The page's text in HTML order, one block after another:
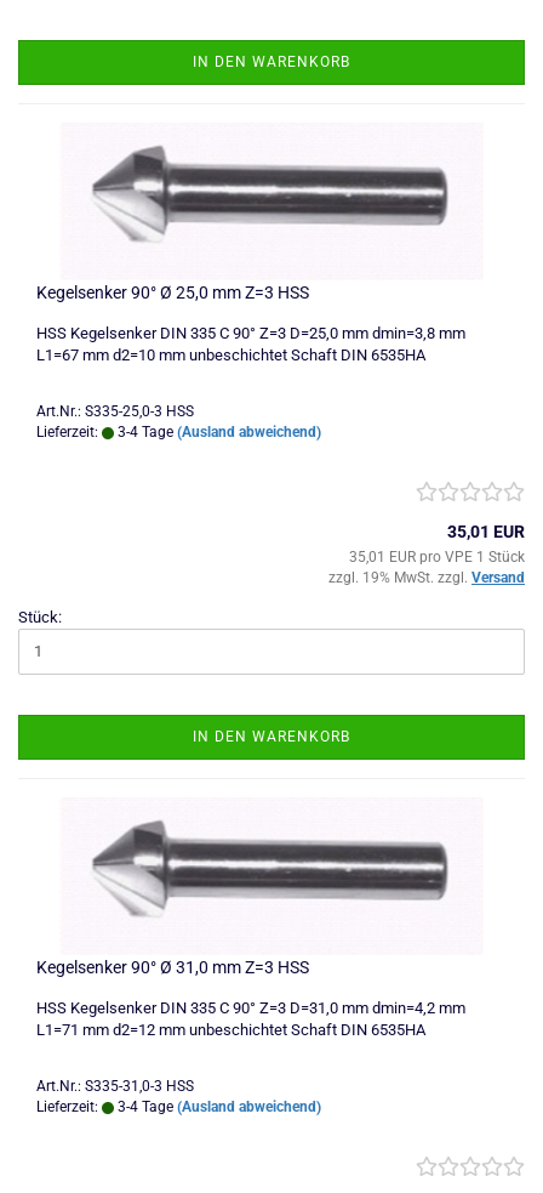
IN DEN WARENKORB
Kegelsenker 90° Ø 25,0 mm Z=3 HSS
HSS Kegelsenker DIN 335 C 90° Z=3 D=25,0 mm dmin=3,8 mm
L1=67 mm d2=10 mm unbeschichtet Schaft DIN 6535HA
Art.Nr.: S335-25,0-3 HSS
Lieferzeit:
3-4 Tage (Ausland abweichend)
35,01 EUR
35,01 EUR pro VPE 1 Stück
zzgl. 19% MwSt. zzgl. Versand
Stück:
IN DEN WARENKORB
Kegelsenker 90° Ø 31,0 mm Z=3 HSS
HSS Kegelsenker DIN 335 C 90° Z=3 D=31,0 mm dmin=4,2 mm
L1=71 mm d2=12 mm unbeschichtet Schaft DIN 6535HA
Art.Nr.: S335-31,0-3 HSS
Lieferzeit:
3-4 Tage (Ausland abweichend)